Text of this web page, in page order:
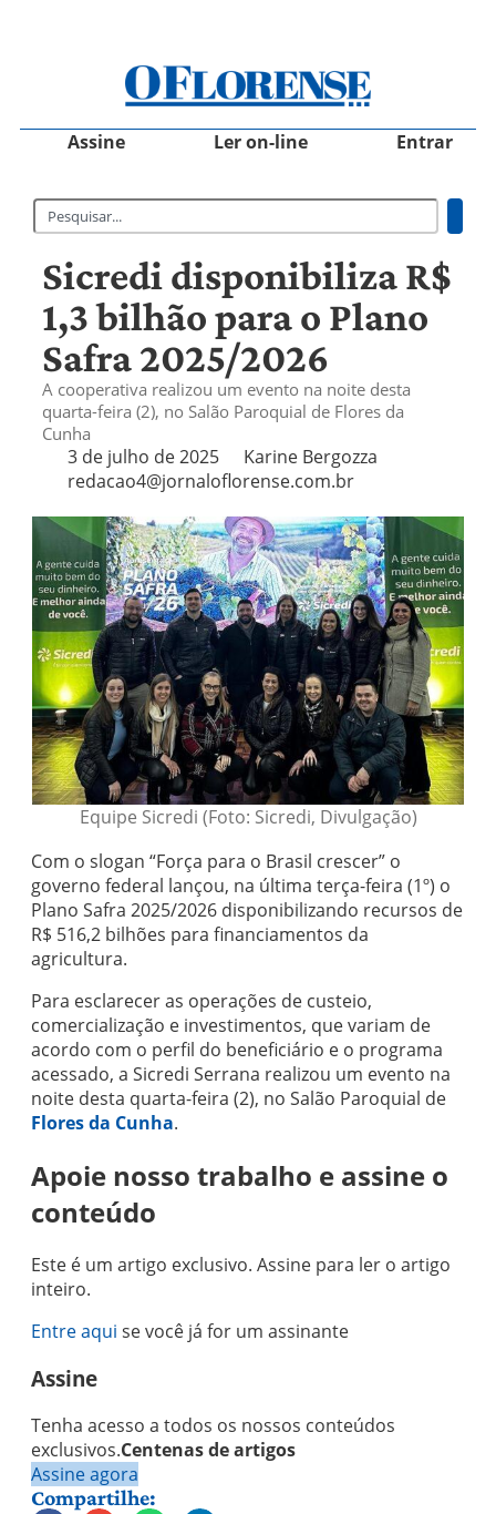
Assine Ler on-line Entrar
Sicredi disponibiliza R$
1,3 bilhão para o Plano
Safra 2025/2026
A cooperativa realizou um evento na noite desta
quarta-feira (2), no Salão Paroquial de Flores da
Cunha
3 de julho de 2025
Karine Bergozza
redacao4@jornaloflorense.com.br
Equipe Sicredi (Foto: Sicredi, Divulgação)
Com o slogan “Força para o Brasil crescer” o
governo federal lançou, na última terça-feira (1º) o
Plano Safra 2025/2026 disponibilizando recursos de
R$ 516,2 bilhões para financiamentos da
agricultura.
Para esclarecer as operações de custeio,
comercialização e investimentos, que variam de
acordo com o perfil do beneficiário e o programa
acessado, a Sicredi Serrana realizou um evento na
noite desta quarta-feira (2), no Salão Paroquial de
Flores da Cunha.
Apoie nosso trabalho e assine o
conteúdo
Este é um artigo exclusivo. Assine para ler o artigo
inteiro.
Entre aqui se você já for um assinante
Assine
Tenha acesso a todos os nossos conteúdos
exclusivos.Centenas de artigos
Assine agora
Compartilhe: